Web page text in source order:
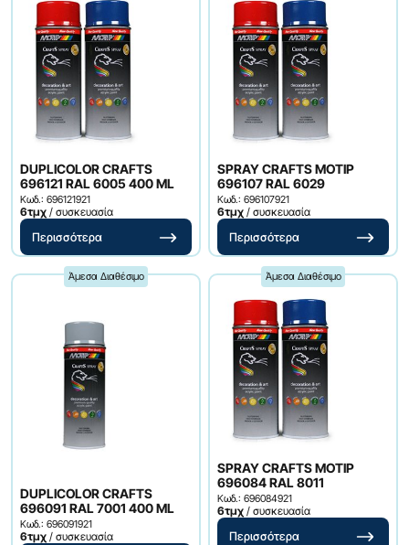
DUPLICOLOR CRAFTS
696121 RAL 6005 400 ML
Κωδ.: 696121921
6τμχ / συσκευασία
Περισσότερα
SPRAY CRAFTS MOTIP
696107 RAL 6029
Κωδ.: 696107921
6τμχ / συσκευασία
Περισσότερα
Άμεσα Διαθέσιμο
DUPLICOLOR CRAFTS
696091 RAL 7001 400 ML
Κωδ.: 696091921
6τμχ / συσκευασία
Άμεσα Διαθέσιμο
SPRAY CRAFTS MOTIP
696084 RAL 8011
Κωδ.: 696084921
6τμχ / συσκευασία
Περισσότερα